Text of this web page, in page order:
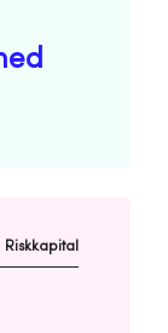
Riskkapital